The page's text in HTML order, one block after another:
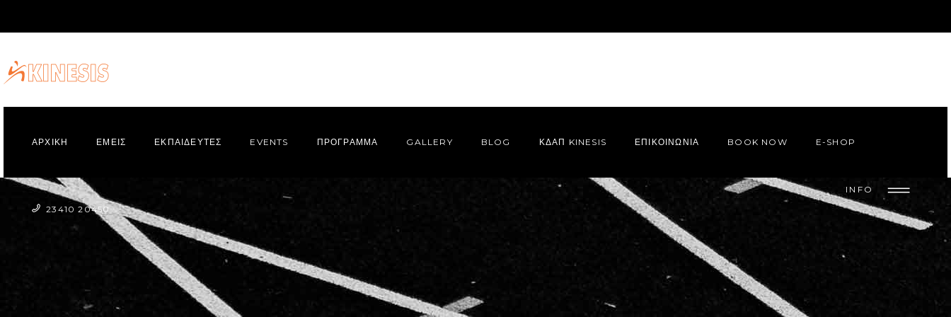
ΑΡΧΙΚΗ ΕΜΕΙΣ ΕΚΠΑΙΔΕΥΤΕΣ EVENTS ΠΡΌΓΡΑΜΜΑ GALLERY BLOG ΚΔΑΠ KINESIS ΕΠΙΚΟΙΝΩΝΙΑ BOOK NOW E-SHOP
23410 20450
INFO